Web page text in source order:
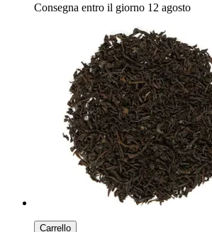
Consegna entro il giorno 12 agosto
Carrello